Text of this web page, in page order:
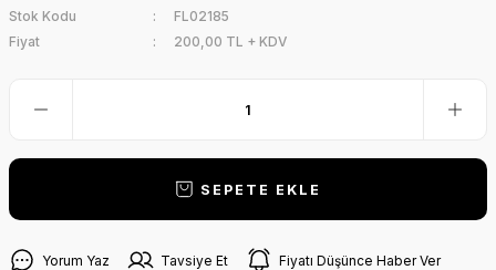
Stok Kodu
FL02185
Fiyat
200,00 TL + KDV
SEPETE EKLE
Yorum Yaz Tavsiye Et Fiyatı Düşünce Haber Ver